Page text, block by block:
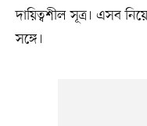
দায়িত্বশীল সূত্র। এসব
সঙ্গে।